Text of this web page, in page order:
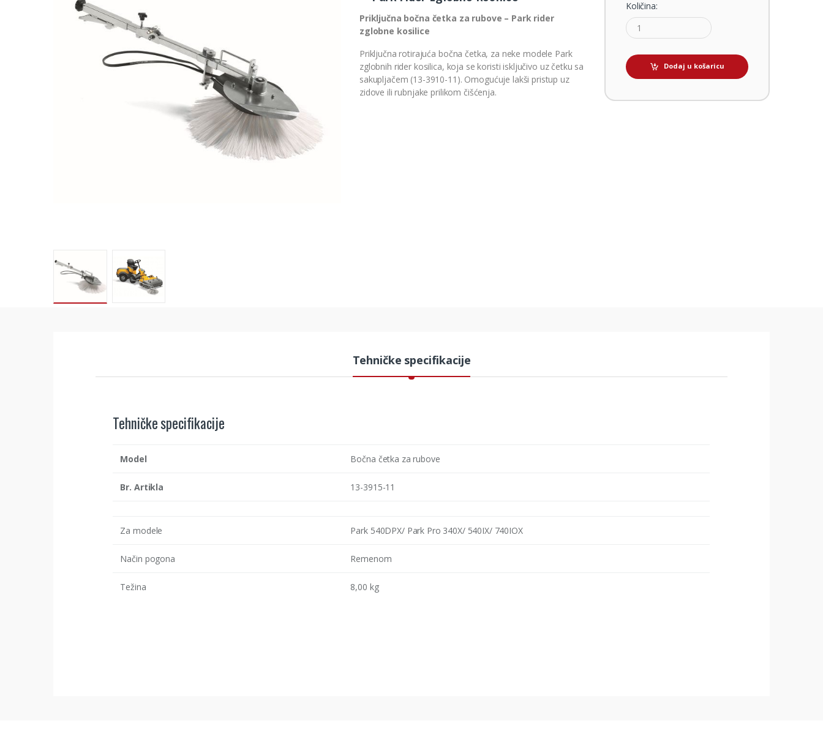
Priključna bočna četka za rubove – Park rider
zglobne kosilice
Priključna rotirajuća bočna četka, za neke modele Park
zglobnih rider kosilica, koja se koristi isključivo uz četku sa
sakupljačem (13-3910-11). Omogućuje lakši pristup uz
zidove ili rubnjake prilikom čišćenja.
Količina:
Dodaj u košaricu
Tehničke specifikacije
Tehničke specifikacije
Model Bočna četka za rubove
Br. Artikla 13-3915-11
Za modele Park 540DPX/ Park Pro 340X/ 540IX/ 740IOX
Način pogona Remenom
Težina 8,00 kg